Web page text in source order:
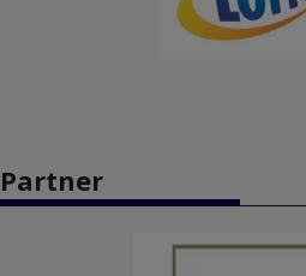
Koszykówka 3x3
Partner